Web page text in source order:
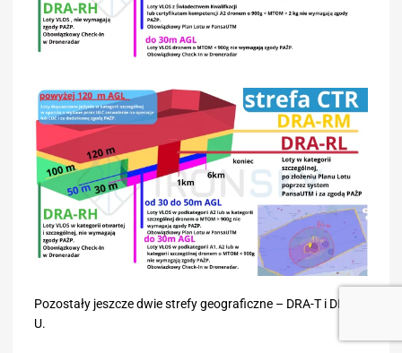
Pozostały jeszcze dwie strefy geograficzne – DRA-T i DRA-
U.